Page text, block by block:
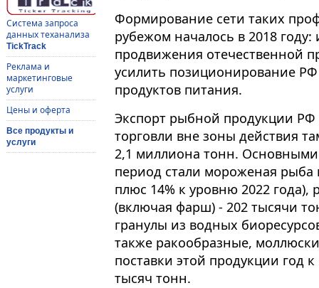
Система запроса
данных теханализа
TickTrack
Реклама и
маркетинговые
услуги
Цены и оферта
Все продукты и
услуги
Формирование сети таких
рубежом началось в 2018
продвижения отечественной
усилить позиционирование
продуктов питания.
Экспорт рыбной продукции РФ
торговли вне зоны действия
2,1 миллиона тонн. Основными
период стали мороженая
плюс 14% к уровню 2022
(включая фарш) - 202 тысячи
гранулы из водных
также ракообразные,
поставки этой продукции год
тысяч тонн.